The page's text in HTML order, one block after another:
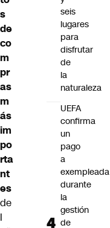
s
de
co
m
pr
as
m
ás
im
po
rta
nt
es
de
l
seis
lugares
para
disfrutar
de
la
naturaleza
UEFA
confirma
un
pago
a
exempleada
durante
la
gestión
de